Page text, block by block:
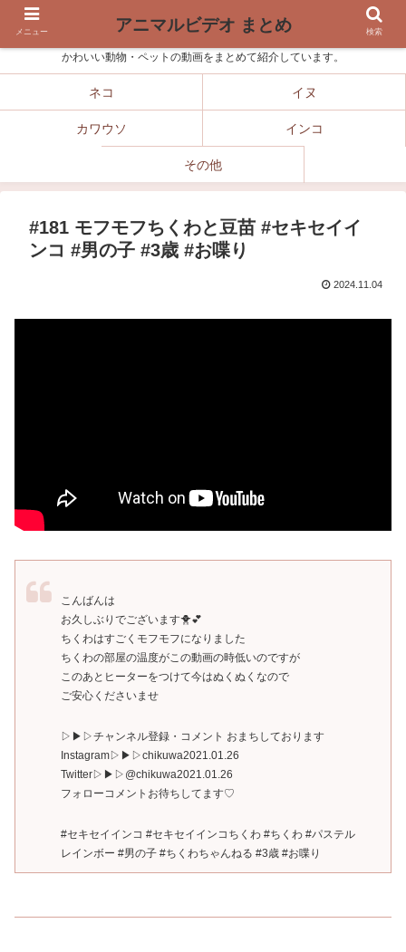
かわいい動物・ペットの動画をまとめて紹介しています。
ネコ イヌ
カワウソ インコ
その他
#181 モフモフちくわと豆苗 #セキセイイ
ンコ #男の子 #3歳 #お喋り
2024.11.04
こんばんは
お久しぶりでございます🐥💕
ちくわはすごくモフモフになりました
ちくわの部屋の温度がこの動画の時低いのですが
このあとヒーターをつけて今はぬくぬくなので
ご安心くださいませ
▷▶︎▷チャンネル登録・コメント おまちしております
Instagram▷▶︎▷chikuwa2021.01.26
Twitter▷▶︎▷@chikuwa2021.01.26
フォローコメントお待ちしてます♡
#セキセイインコ #セキセイインコちくわ #ちくわ #パステル
レインボー #男の子 #ちくわちゃんねる #3歳 #お喋り
メニュー アニマルビデオ まとめ 検索